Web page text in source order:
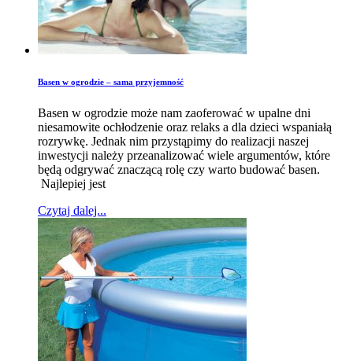
Basen w ogrodzie – sama przyjemność
Basen w ogrodzie może nam zaoferować w upalne dni
niesamowite ochłodzenie oraz relaks a dla dzieci wspaniałą
rozrywkę. Jednak nim przystąpimy do realizacji naszej
inwestycji należy przeanalizować wiele argumentów, które
będą odgrywać znaczącą rolę czy warto budować basen.
Najlepiej jest
Czytaj dalej...